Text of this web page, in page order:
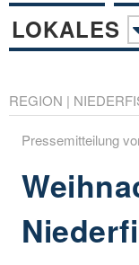
LOKALES
REGION |
Pressemitteilung